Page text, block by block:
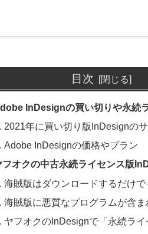
目次
InDesignの買い切りや永続
2021年に買い切り版InDesignの
Adobe InDesignの価格やプラン
フオクの中古永続ライセンス版
海賊版はダウンロードするだけで
海賊版に悪質なプログラムが含ま
ヤフオクのInDesignで「永続ラ